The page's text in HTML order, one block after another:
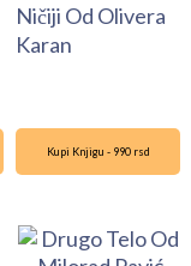
Ničiji Od Olivera
Karan
Kupi Knjigu - 990 rsd